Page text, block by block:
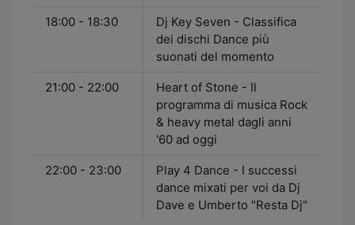
18:00 - 18:30
Dj Key Seven - Classifica
dei dischi Dance più
suonati del momento
21:00 - 22:00
Heart of Stone - Il
programma di musica Rock
& heavy metal dagli anni
'60 ad oggi
22:00 - 23:00
Play 4 Dance - I successi
dance mixati per voi da Dj
Dave e Umberto "Resta Dj"